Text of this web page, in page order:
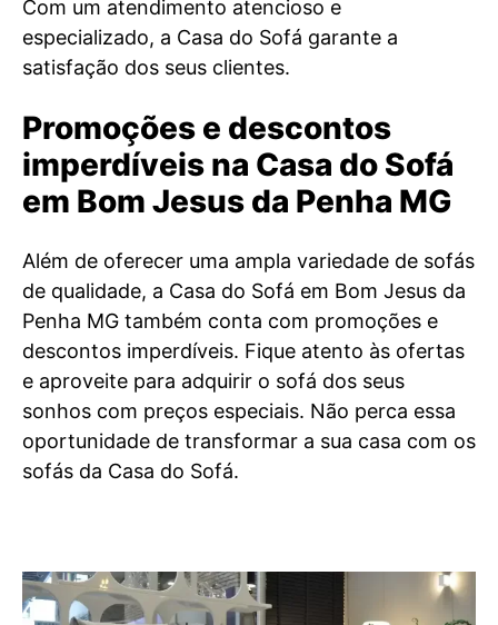
Com um atendimento atencioso e
especializado, a Casa do Sofá garante a
satisfação dos seus clientes.
Promoções e descontos
imperdíveis na Casa do Sofá
em Bom Jesus da Penha MG
Além de oferecer uma ampla variedade de sofás
de qualidade, a Casa do Sofá em Bom Jesus da
Penha MG também conta com promoções e
descontos imperdíveis. Fique atento às ofertas
e aproveite para adquirir o sofá dos seus
sonhos com preços especiais. Não perca essa
oportunidade de transformar a sua casa com os
sofás da Casa do Sofá.